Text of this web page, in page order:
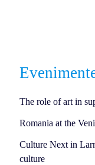
The role of art in
Romania at the
Culture Next in
culture